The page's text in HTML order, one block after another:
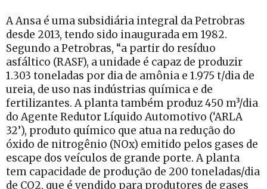
A Ansa é uma subsidiária integral da Petrobras
desde 2013, tendo sido inaugurada em 1982.
Segundo a Petrobras, “a partir do resíduo
asfáltico (RASF), a unidade é capaz de produzir
1.303 toneladas por dia de amônia e 1.975 t/dia de
ureia, de uso nas indústrias química e de
fertilizantes. A planta também produz 450 m³/dia
do Agente Redutor Líquido Automotivo (‘ARLA
32’), produto químico que atua na redução do
óxido de nitrogênio (NOx) emitido pelos gases de
escape dos veículos de grande porte. A planta
tem capacidade de produção de 200 toneladas/dia
de CO2, que é vendido para produtores de gases